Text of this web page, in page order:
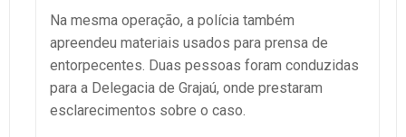
Na mesma operação, a polícia também
apreendeu materiais usados para prensa de
entorpecentes. Duas pessoas foram conduzidas
para a Delegacia de Grajaú, onde prestaram
esclarecimentos sobre o caso.